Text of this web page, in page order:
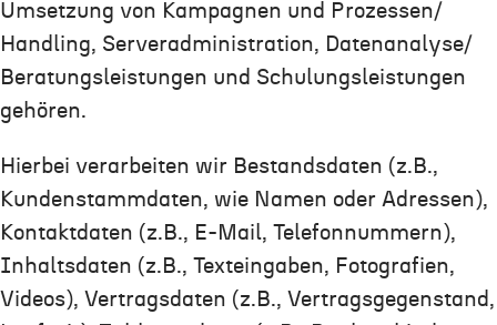
Umsetzung von Kampagnen und Prozessen/
Handling, Serveradministration, Datenanalyse/
Beratungsleistungen und Schulungsleistungen
gehören.
Hierbei verarbeiten wir Bestandsdaten (z.B.,
Kundenstammdaten, wie Namen oder Adressen),
Kontaktdaten (z.B., E-Mail, Telefonnummern),
Inhaltsdaten (z.B., Texteingaben, Fotografien,
Videos), Vertragsdaten (z.B., Vertragsgegenstand,